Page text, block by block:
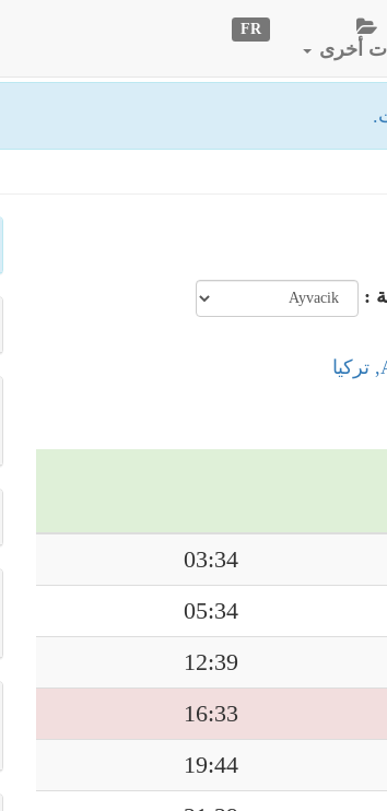
أخرى
FR
:
03:34
05:34
12:39
16:33
19:44